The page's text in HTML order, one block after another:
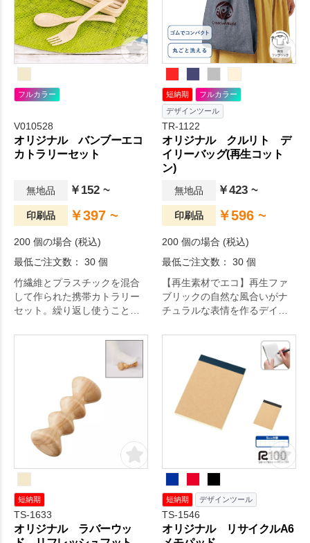
テムです。
フルカラー
V010528
オリジナル バンブーエコ
カトラリーセット
無地品 ￥152 ~
印刷品 ￥397 ~
200 個の場合 (税込)
最低ご注文数： 30 個
竹繊維とプラスチックを混合
して作られた携帯カトラリー
セット。繰り返し使うことで
スチックの使用量も削減する
環境に優しいアイテムです。
竹は成長が早く豊富な資源供
給が可能なため環境保護に貢
短納期
フルカラー
デザインツール
TR-1122
オリジナル クルリト デ
イリーバッグ(再生コット
ン)
無地品 ￥423 ~
印刷品 ￥596 ~
200 個の場合 (税込)
最低ご注文数： 30 個
【再生素材でエコ】再生ファ
ブリックの自然な風合いがナ
チュラルな表情を作るデイリ
クルリトシリーズ最大の特長
でもあるゴムバンドで留める
と手の平におさまるコンパク
トサイズに。
短納期
TS-1633
オリジナル ラバーウッ
短納期 デザインツール
TS-1546
オリジナル リサイクルA6